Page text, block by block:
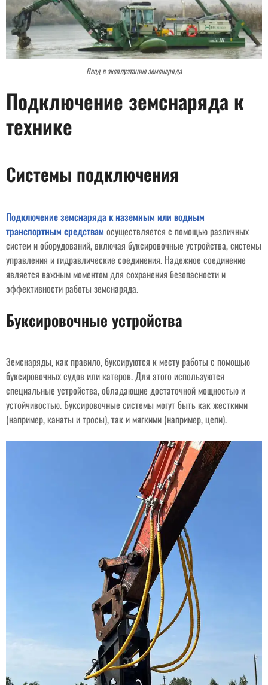
Ввод в эксплуатацию земснаряда
Подключение земснаряда к
технике
Системы подключения
Подключение земснаряда к наземным или водным
транспортным средствам осуществляется с помощью различных
систем и оборудований, включая буксировочные устройства, системы
управления и гидравлические соединения. Надежное соединение
является важным моментом для сохранения безопасности и
эффективности работы земснаряда.
Буксировочные устройства
Земснаряды, как правило, буксируются к месту работы с помощью
буксировочных судов или катеров. Для этого используются
специальные устройства, обладающие достаточной мощностью и
устойчивостью. Буксировочные системы могут быть как жесткими
(например, канаты и тросы), так и мягкими (например, цепи).